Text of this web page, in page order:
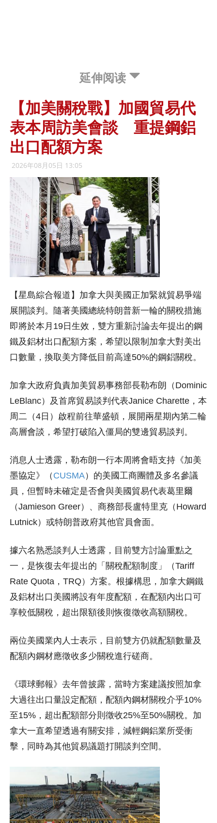
延伸阅读
【加美關稅戰】加國貿易代
表本周訪美會談 重提鋼鋁
出口配額方案
2026年08月05日 13:05
【星島綜合報道】加拿大與美國正加緊就貿易爭端
展開談判。隨著美國總統特朗普新一輪的關稅措施
即將於本月19日生效，雙方重新討論去年提出的鋼
鐵及鋁材出口配額方案，希望以限制加拿大對美出
口數量，換取美方降低目前高達50%的鋼鋁關稅。
加拿大政府負責加美貿易事務部長勒布朗（Dominic
LeBlanc）及首席貿易談判代表Janice Charette，本
周二（4日）啟程前往華盛頓，展開兩星期內第二輪
高層會談，希望打破陷入僵局的雙邊貿易談判。
消息人士透露，勒布朗一行本周將會晤支持《加美
墨協定》（ CUSMA）的美國工商團體及多名參議
員，但暫時未確定是否會與美國貿易代表葛里爾
（Jamieson Greer）、商務部長盧特里克（Howard
Lutnick）或特朗普政府其他官員會面。
據六名熟悉談判人士透露，目前雙方討論重點之
一，是恢復去年提出的「關稅配額制度」（Tariff
Rate Quota，TRQ）方案。根據構思，加拿大鋼鐵
及鋁材出口美國將設有年度配額，在配額內出口可
享較低關稅，超出限額後則恢復徵收高額關稅。
兩位美國業內人士表示，目前雙方仍就配額數量及
配額內鋼材應徵收多少關稅進行磋商。
《環球郵報》去年曾披露，當時方案建議按照加拿
大過往出口量設定配額，配額內鋼材關稅介乎10%
至15%，超出配額部分則徵收25%至50%關稅。加
拿大一直希望透過有關安排，減輕鋼鋁業所受衝
擊，同時為其他貿易議題打開談判空間。